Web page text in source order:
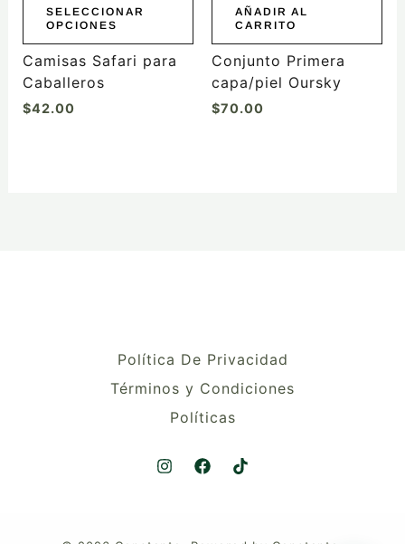
SELECCIONAR
OPCIONES
elegir
la
página
producto
Camisas Safari para
Caballeros
$42.00
AÑADIR AL
CARRITO
Conjunto Primera
capa/piel Oursky
$70.00
Política De Privacidad
Términos y Condiciones
Políticas